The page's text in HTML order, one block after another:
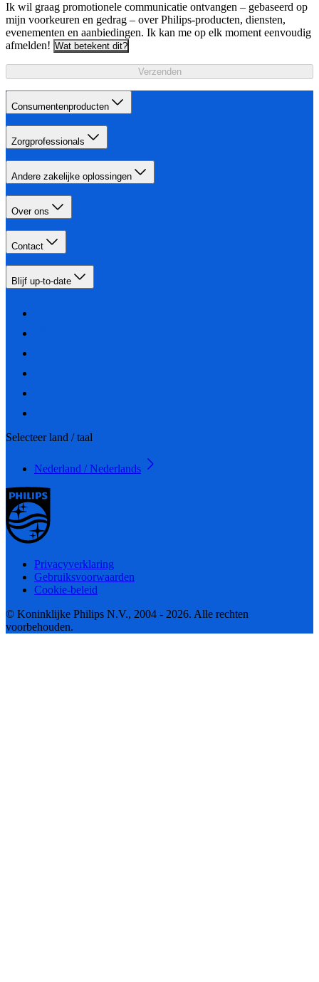
Ik wil graag promotionele communicatie ontvangen – gebaseerd op
mijn voorkeuren en gedrag – over Philips-producten, diensten,
evenementen en aanbiedingen. Ik kan me op elk moment eenvoudig
afmelden! Wat betekent dit?
Verzenden
Consumentenproducten
Zorgprofessionals
Andere zakelijke oplossingen
Over ons
Contact
Blijf up-to-date
Selecteer land / taal
Nederland / Nederlands
Privacyverklaring
Gebruiksvoorwaarden
Cookie-beleid
© Koninklijke Philips N.V., 2004 - 2026. Alle rechten
voorbehouden.